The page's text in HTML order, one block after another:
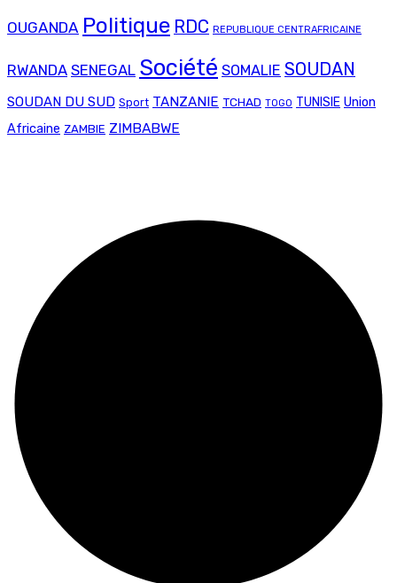
OUGANDA Politique RDC REPUBLIQUE CENTRAFRICAINE
RWANDA SENEGAL Société SOMALIE SOUDAN
SOUDAN DU SUD Sport TANZANIE TCHAD TOGO TUNISIE Union
Africaine ZAMBIE ZIMBABWE